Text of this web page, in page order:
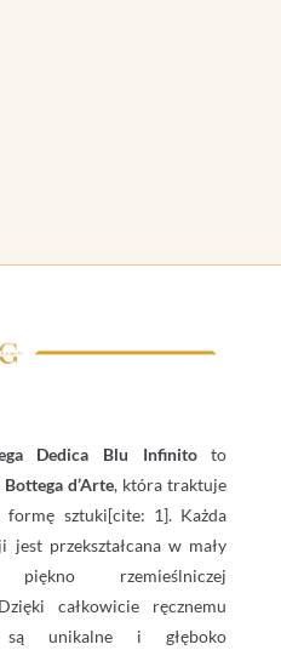
Dedica Blu Infinitoto
Bottega d’Arte, która traktuje
formę sztuki[cite: 1]. Każda
przekształcana w mały
rzemieślniczej
całkowicie ręcznemu
unikalne i głęboko